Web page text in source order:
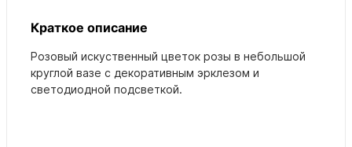
Краткое описание
Розовый искуственный цветок розы в небольшой
круглой вазе с декоративным эрклезом и
светодиодной подсветкой.